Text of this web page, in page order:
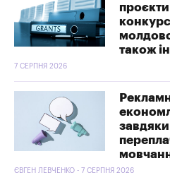
також
7 СЕРПНЯ 2026
завдяки
ЄВГЕН ЛЕВЧЕНКО - 7 СЕРПНЯ 2026